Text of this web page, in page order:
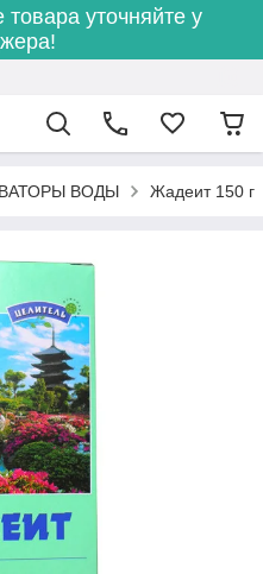
уточняйте у
ВОДЫ Жадеит 150 г